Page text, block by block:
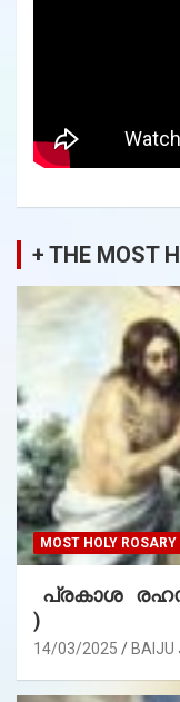
+ THE MOST
MOST HOLY ROSARY
പ്രകാശ
)
14/03/2025 BAIJU